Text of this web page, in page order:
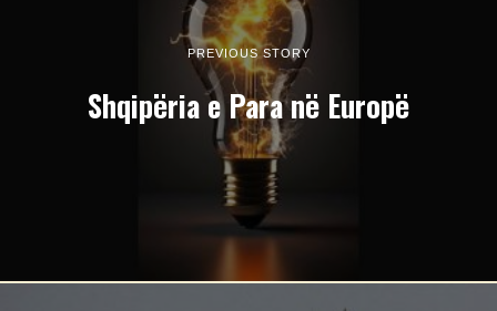
PREVIOUS STORY
Shqipëria e Para në Europë